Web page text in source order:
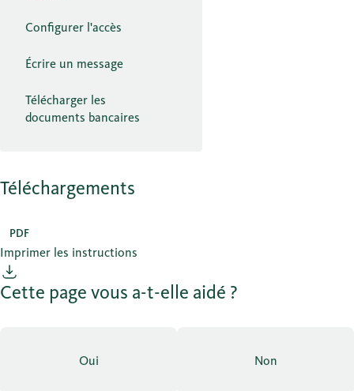
Configurer l'accès
Écrire un message
Télécharger les
documents bancaires
Téléchargements
PDF
Imprimer les instructions
Cette page vous a-t-elle aidé ?
Oui Non